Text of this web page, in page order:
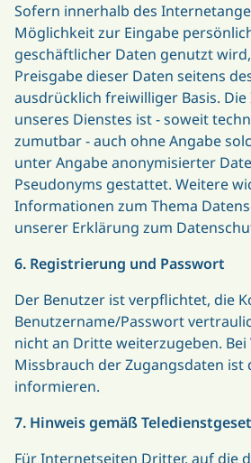
Sofern innerhalb des
Möglichkeit zur Eingabe
geschäftlicher Daten genutzt
Preisgabe dieser Daten seitens
ausdrücklich freiwilliger Basis.
unseres Dienstes ist - soweit
zumutbar - auch ohne Angabe
unter Angabe anonymisierter
Pseudonyms gestattet. Weitere
Informationen zum Thema
unserer Erklärung zum
6. Registrierung und Passwort
Der Benutzer ist verpflichtet, die
Benutzername/Passwort
nicht an Dritte weiterzugeben.
Missbrauch der Zugangsdaten ist
informieren.
7. Hinweis gemäß
Für Internetseiten Dritter, auf die